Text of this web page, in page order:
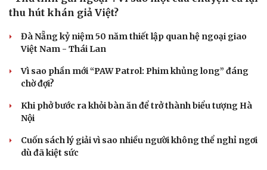
thu hút khán giả Việt?
Đà Nẵng kỷ niệm 50 năm thiết lập quan hệ ngoại giao
Việt Nam - Thái Lan
Vì sao phần mới “PAW Patrol: Phim khủng long” đáng
chờ đợi?
Khi phở bước ra khỏi bàn ăn để trở thành biểu tượng Hà
Nội
Cuốn sách lý giải vì sao nhiều người không thể nghỉ ngơi
dù đã kiệt sức